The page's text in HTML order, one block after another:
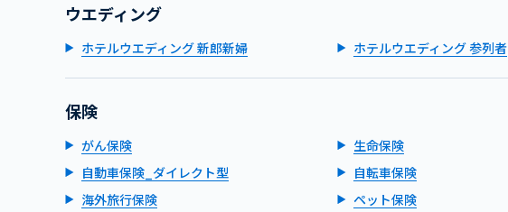
ウエディング
ホテルウエディング 新郎新婦 ホテルウエディング 参列者
保険
がん保険 生命保険
自動車保険_ダイレクト型
自転車保険
海外旅行保険
ペット保険